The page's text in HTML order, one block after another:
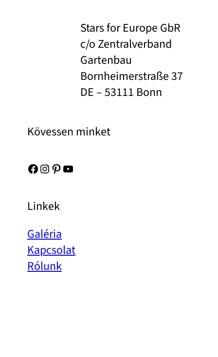
Stars for Europe GbR
c/o Zentralverband
Gartenbau
Bornheimerstraße 37
DE – 53111 Bonn
Kövessen minket
Facebook Instagram Pinterest YouTube
Linkek
Galéria
Kapcsolat
Rólunk